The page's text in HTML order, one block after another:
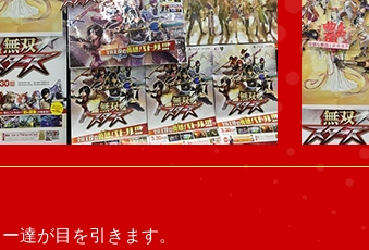
達が目を引きます。